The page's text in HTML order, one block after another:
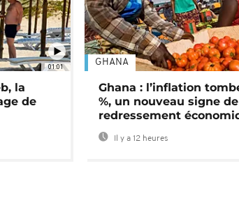
01:01
la
de
GHANA
Ghana : l’inflation
%, un nouveau signe de
redressement
Il y a 12 heures